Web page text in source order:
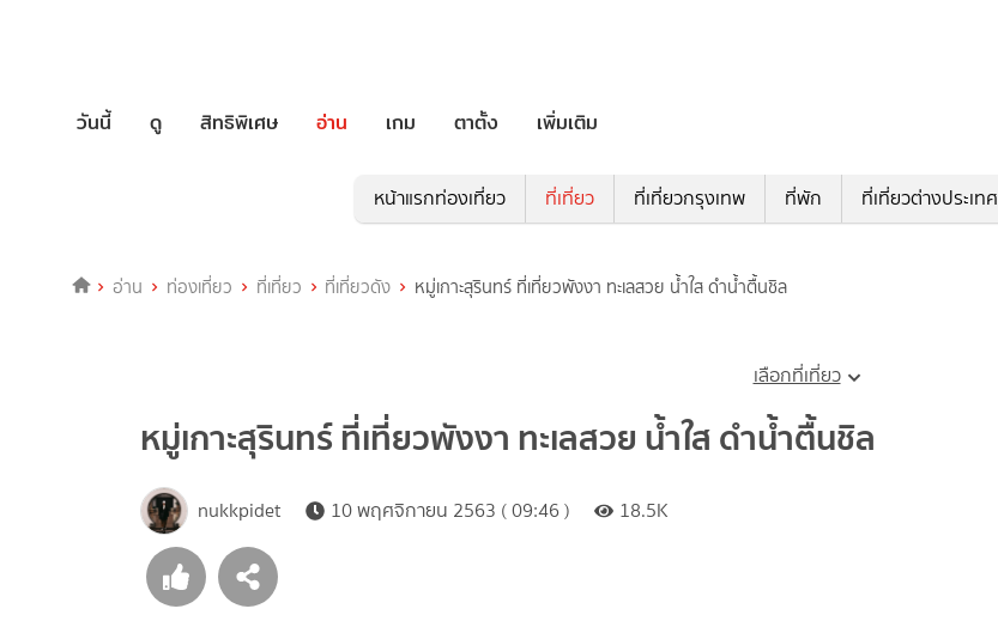
วันนี้ ดู สิทธิพิเศษ อ่าน เกม ตาตั้ง เพิ่มเติม
หน้าแรกท่องเที่ยว ที่เที่ยว ที่เที่ยวกรุงเทพ ที่พัก ที่เที่ยวต่างประเทศ
อ่าน ท่องเที่ยว ที่เที่ยว ที่เที่ยวดัง หมู่เกาะสุรินทร์ ที่เที่ยวพังงา ทะเลสวย น้ำใส ดำน้ำตื้นชิล
เลือกที่เที่ยว
หมู่เกาะสุรินทร์ ที่เที่ยวพังงา ทะเลสวย น้ำใส ดำน้ำตื้นชิล
nukkpidet 10 พฤศจิกายน 2563 ( 09:46 ) 18.5K